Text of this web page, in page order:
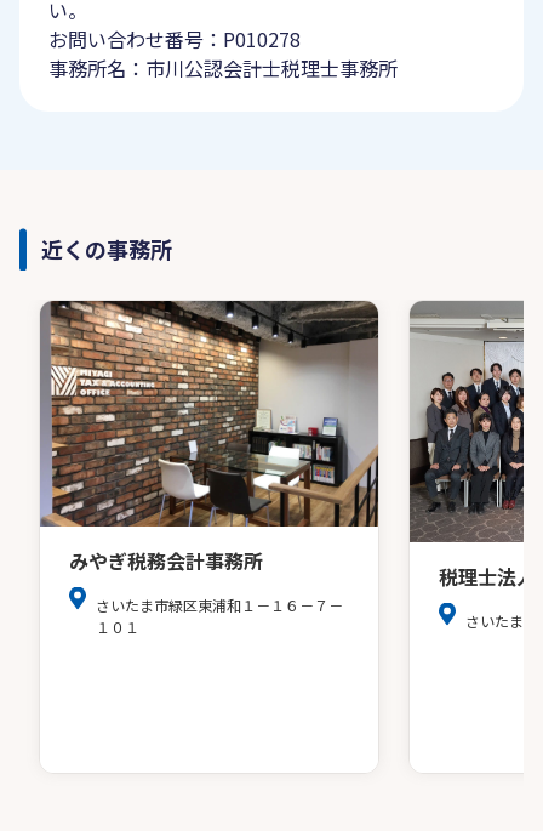
い。
お問い合わせ番号：P010278
事務所名：市川公認会計士税理士事務所
近くの事務所
みやぎ税務会計事務所
さいたま市緑区東浦和１－１６－７－
１０１
税理士法人
さいたま